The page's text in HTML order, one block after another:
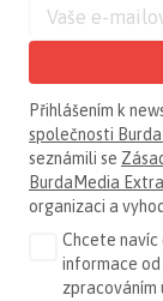
Přihlášením k
společnosti
seznámili se
BurdaMedia Extra
organizaci a
Chcete
informace od
zpracováním